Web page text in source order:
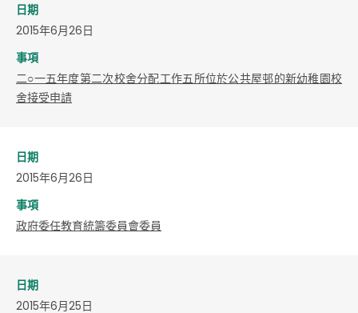
日期
2015年6月26日
事項
二○一五年度第二次校舍分配工作五所位於公共屋邨的新幼稚園校
舍接受申請
日期
2015年6月26日
事項
政府委任教育統籌委員會委員
日期
2015年6月25日